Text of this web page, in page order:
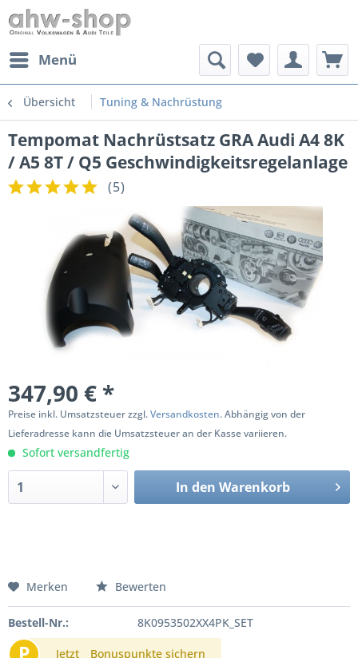
Menü
Übersicht Tuning & Nachrüstung
Tempomat Nachrüstsatz GRA Audi A4 8K
/ A5 8T / Q5 Geschwindigkeitsregelanlage
(5)
347,90 € *
Preise inkl. Umsatzsteuer zzgl.Versandkosten. Abhängig von der
Lieferadresse kann die Umsatzsteuer an der Kasse variieren.
Sofort versandfertig
In den Warenkorb
Merken Bewerten
Bestell-Nr.: 8K0953502XX4PK_SET
Jetzt Bonuspunkte sichern